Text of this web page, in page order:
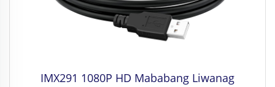
IMX291 1080P HD Mababang Liwanag